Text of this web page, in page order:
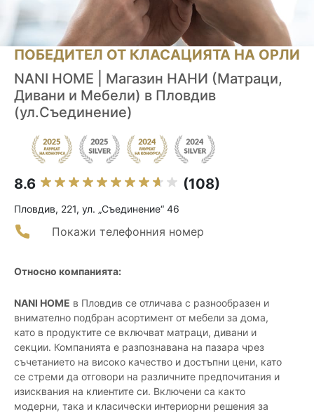
ПОБЕДИТЕЛ ОТ КЛАСАЦИЯТА НА ОРЛИ
NANI HOME | Mагазин НАНИ (Матраци,
Дивани и Мебели) в Пловдив
(ул.Съединение)
8.6 (108)
Пловдив, 221, ул. „Съединение“ 46
Покажи телефонния номер
Относно компанията:
NANI HOME в Пловдив се отличава с разнообразен и
внимателно подбран асортимент от мебели за дома,
като в продуктите се включват матраци, дивани и
секции. Компанията е разпознавана на пазара чрез
съчетанието на високо качество и достъпни цени, като
се стреми да отговори на различните предпочитания и
изисквания на клиентите си. Включени са както
модерни, така и класически интериорни решения за